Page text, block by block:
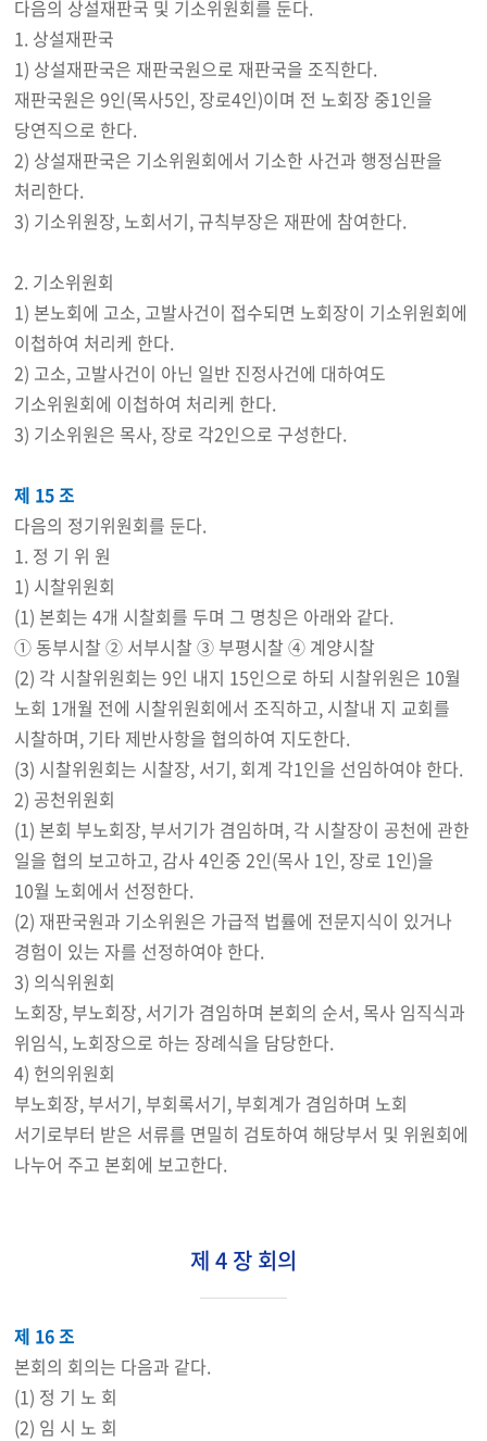
다음의 상설재판국 및 기소위원회를 둔다.
1. 상설재판국
1) 상설재판국은 재판국원으로 재판국을 조직한다.
재판국원은 9인(목사5인, 장로4인)이며 전 노회장 중1인을
당연직으로 한다.
2) 상설재판국은 기소위원회에서 기소한 사건과 행정심판을
처리한다.
3) 기소위원장, 노회서기, 규칙부장은 재판에 참여한다.
2. 기소위원회
1) 본노회에 고소, 고발사건이 접수되면 노회장이 기소위원회에
이첩하여 처리케 한다.
2) 고소, 고발사건이 아닌 일반 진정사건에 대하여도
기소위원회에 이첩하여 처리케 한다.
3) 기소위원은 목사, 장로 각2인으로 구성한다.
제 15 조
다음의 정기위원회를 둔다.
1. 정 기 위 원
1) 시찰위원회
(1) 본회는 4개 시찰회를 두며 그 명칭은 아래와 같다.
① 동부시찰 ② 서부시찰 ③ 부평시찰 ④ 계양시찰
(2) 각 시찰위원회는 9인 내지 15인으로 하되 시찰위원은 10월
노회 1개월 전에 시찰위원회에서 조직하고, 시찰내 지 교회를
시찰하며, 기타 제반사항을 협의하여 지도한다.
(3) 시찰위원회는 시찰장, 서기, 회계 각1인을 선임하여야 한다.
2) 공천위원회
(1) 본회 부노회장, 부서기가 겸임하며, 각 시찰장이 공천에 관한
일을 협의 보고하고, 감사 4인중 2인(목사 1인, 장로 1인)을
10월 노회에서 선정한다.
(2) 재판국원과 기소위원은 가급적 법률에 전문지식이 있거나
경험이 있는 자를 선정하여야 한다.
3) 의식위원회
노회장, 부노회장, 서기가 겸임하며 본회의 순서, 목사 임직식과
위임식, 노회장으로 하는 장례식을 담당한다.
4) 헌의위원회
부노회장, 부서기, 부회록서기, 부회계가 겸임하며 노회
서기로부터 받은 서류를 면밀히 검토하여 해당부서 및 위원회에
나누어 주고 본회에 보고한다.
제 4 장 회의
제 16 조
본회의 회의는 다음과 같다.
(1) 정 기 노 회
(2) 임 시 노 회